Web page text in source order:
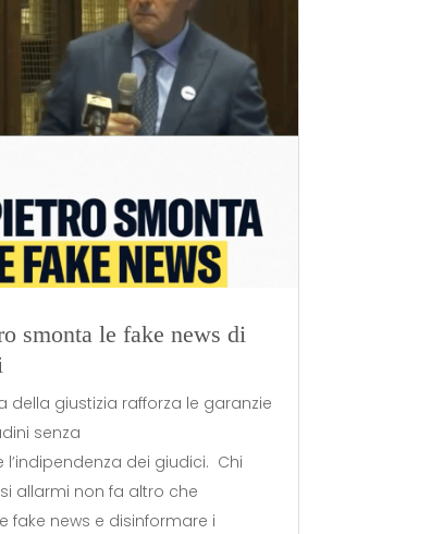
smonta le fake news di
della giustizia rafforza le garanzie
senza
l’indipendenza dei giudici. Chi
allarmi non fa altro che
fake news e disinformare i